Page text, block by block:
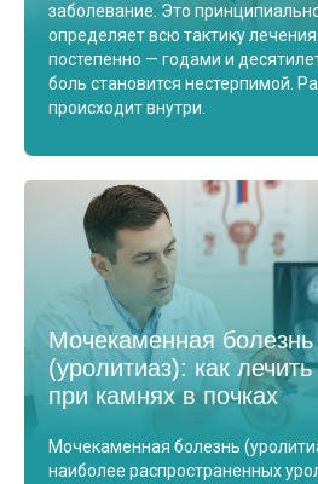
заболевание. Это
определяет всю тактику
постепенно — годами и
боль становится нестерпимой.
происходит внутри.
Мочекаменная болезнь
(уролитиаз): как
при камнях в почках
Мочекаменная болезнь
наиболее распространенных